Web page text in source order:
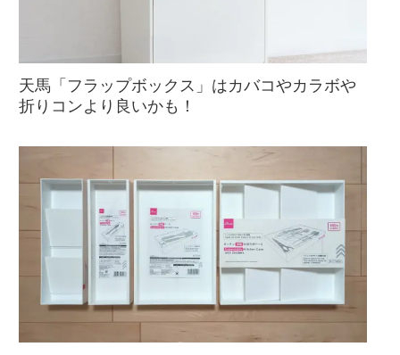
天馬「フラップボックス」はカバコやカラボや
折りコンより良いかも！